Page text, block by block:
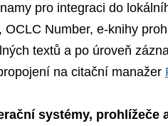
pro integraci do
OCLC Number, e-knihy
textů a po úroveň
na citační manažer
systémy, prohlížeče